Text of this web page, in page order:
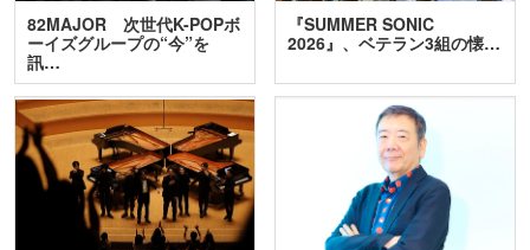
82MAJOR 次世代K-POPボ
ーイズグループの“今”を
訊…
『SUMMER SONIC
2026』、ベテラン3組の懐…